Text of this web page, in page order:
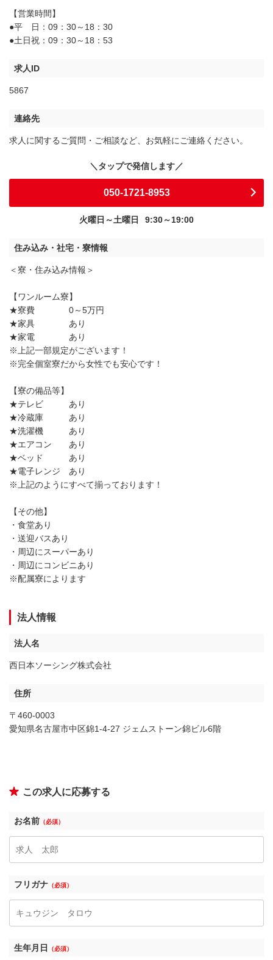
【営業時間】
●平 日：09：30～18：30
●土日祝：09：30～18：53
求人ID
5867
連絡先
求人に関するご質問・ご相談など、お気軽にご連絡ください。
050-1721-8953
火曜日～土曜日 9:30～19:00
住み込み・社宅・寮情報
＜寮・住み込み情報＞
【ワンルーム寮】
★寮費 0～5万円
★家具 あり
★家電 あり
※上記一部規定がございます！
※完全個室寮だから女性でも安心です！
【寮の備品等】
★テレビ あり
★冷蔵庫 あり
★洗濯機 あり
★エアコン あり
★ベッド あり
★電子レンジ あり
※上記のようにすべて揃っております！
【その他】
・食堂あり
・送迎バスあり
・周辺にスーパーあり
・周辺にコンビニあり
※配属寮によります
法人情報
法人名
西日本ソーシング株式会社
住所
〒460-0003
愛知県名古屋市中区錦1-4-27 ジェムストーン錦ビル6階
この求人に応募する
お名前 （必須）
フリガナ （必須）
生年月日 （必須）